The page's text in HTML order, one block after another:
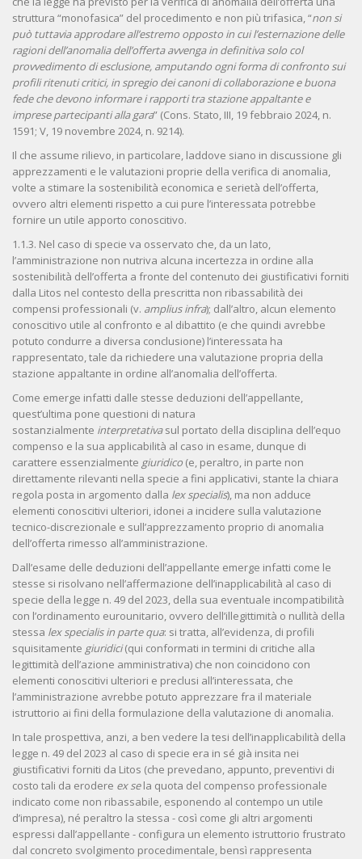
struttura “monofasica” del procedimento e non più trifasica, “non si
può tuttavia approdare all’estremo opposto in cui l’esternazione delle
ragioni dell’anomalia dell’offerta avvenga in definitiva solo col
provvedimento di esclusione, amputando ogni forma di confronto sui
profili ritenuti critici, in spregio dei canoni di collaborazione e buona
fede che devono informare i rapporti tra stazione appaltante e
imprese partecipanti alla gara” (Cons. Stato, III, 19 febbraio 2024, n.
1591; V, 19 novembre 2024, n. 9214).
Il che assume rilievo, in particolare, laddove siano in discussione gli
apprezzamenti e le valutazioni proprie della verifica di anomalia,
volte a stimare la sostenibilità economica e serietà dell’offerta,
ovvero altri elementi rispetto a cui pure l’interessata potrebbe
fornire un utile apporto conoscitivo.
1.1.3. Nel caso di specie va osservato che, da un lato,
l’amministrazione non nutriva alcuna incertezza in ordine alla
sostenibilità dell’offerta a fronte del contenuto dei giustificativi forniti
dalla Litos nel contesto della prescritta non ribassabilità dei
compensi professionali (v. amplius infra); dall’altro, alcun elemento
conoscitivo utile al confronto e al dibattito (e che quindi avrebbe
potuto condurre a diversa conclusione) l’interessata ha
rappresentato, tale da richiedere una valutazione propria della
stazione appaltante in ordine all’anomalia dell’offerta.
Come emerge infatti dalle stesse deduzioni dell’appellante,
quest’ultima pone questioni di natura
sostanzialmente interpretativasul portato della disciplina dell’equo
compenso e la sua applicabilità al caso in esame, dunque di
carattere essenzialmente giuridico (e, peraltro, in parte non
direttamente rilevanti nella specie a fini applicativi, stante la chiara
regola posta in argomento dalla lex specialis), ma non adduce
elementi conoscitivi ulteriori, idonei a incidere sulla valutazione
tecnico-discrezionale e sull’apprezzamento proprio di anomalia
dell’offerta rimesso all’amministrazione.
Dall’esame delle deduzioni dell’appellante emerge infatti come le
stesse si risolvano nell’affermazione dell’inapplicabilità al caso di
specie della legge n. 49 del 2023, della sua eventuale incompatibilità
con l’ordinamento eurounitario, ovvero dell’illegittimità o nullità della
stessa lex specialis in parte qua: si tratta, all’evidenza, di profili
squisitamente giuridici(qui conformati in termini di critiche alla
legittimità dell’azione amministrativa) che non coincidono con
elementi conoscitivi ulteriori e preclusi all’interessata, che
l’amministrazione avrebbe potuto apprezzare fra il materiale
istruttorio ai fini della formulazione della valutazione di anomalia.
In tale prospettiva, anzi, a ben vedere la tesi dell’inapplicabilità della
legge n. 49 del 2023 al caso di specie era in sé già insita nei
giustificativi forniti da Litos (che prevedano, appunto, preventivi di
costo tali da erodere ex sela quota del compenso professionale
indicato come non ribassabile, esponendo al contempo un utile
d’impresa), né peraltro la stessa - così come gli altri argomenti
espressi dall’appellante - configura un elemento istruttorio frustrato
dal concreto svolgimento procedimentale, bensì rappresenta